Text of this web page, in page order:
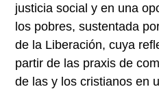
justicia social y en una
los pobres, sustentada
de la Liberación, cuya
partir de las praxis de
de las y los cristianos en